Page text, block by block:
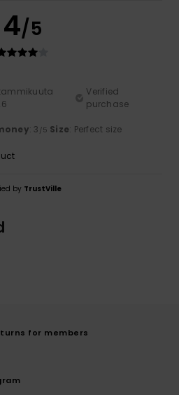
4/5
tammikuuta
Verified
purchase
: 3 /5 Size: Perfect size
by TrustVille
for members